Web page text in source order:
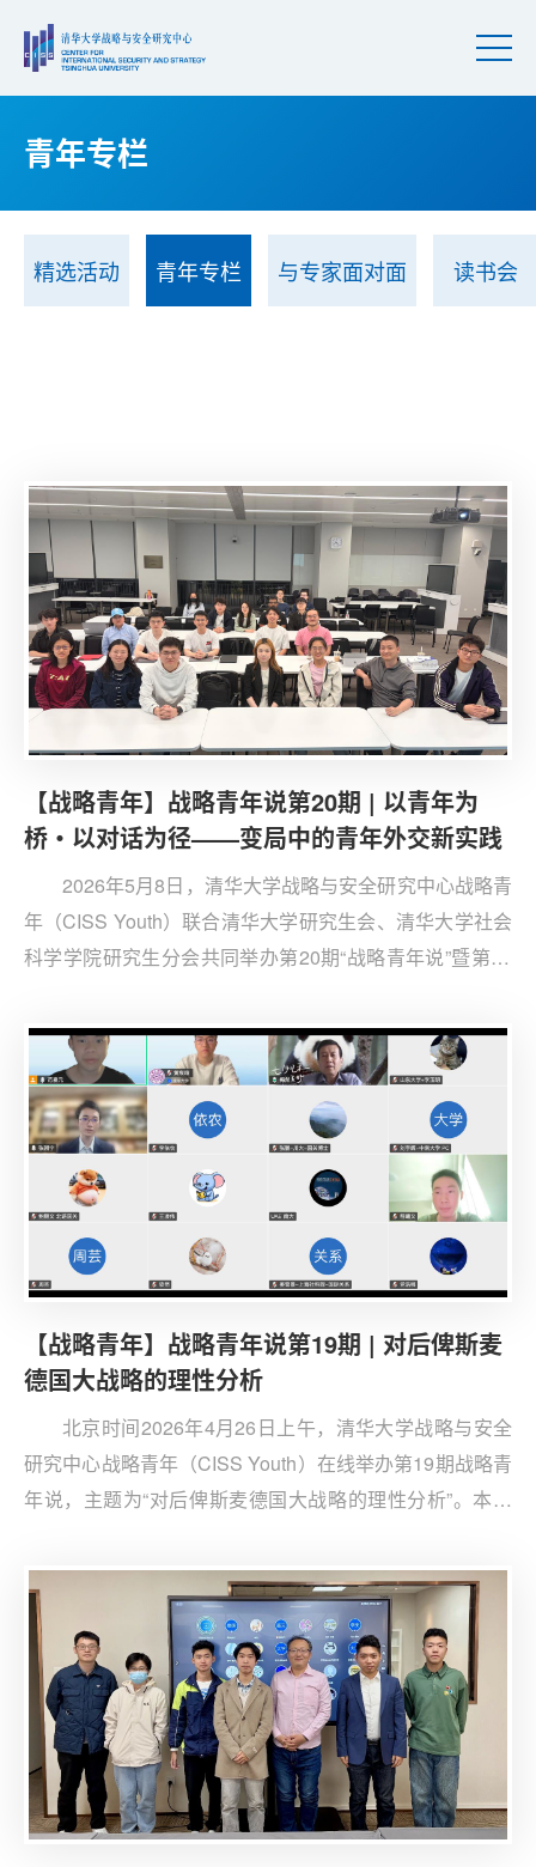
青年专栏
精选活动 青年专栏 与专家面对面 读书会
【战略青年】战略青年说第20期 | 以青年为
桥・以对话为径——变局中的青年外交新实践
2026年5月8日，清华大学战略与安全研究中心战略青
年（CISS Youth）联合清华大学研究生会、清华大学社会
科学学院研究生分会共同举办第20期“战略青年说”暨第95
局中的青年外交新实践”，特邀CISS博士生研究员、CISS
Youth第四届秘书长、清华大学国际关系学系博士研究生
黄瑛主讲。来自清华大学、北京大学、中国人民大学等京
内高校的30余名中外青年学子参与活动。
【战略青年】战略青年说第19期 | 对后俾斯麦
德国大战略的理性分析
北京时间2026年4月26日上午，清华大学战略与安全
研究中心战略青年（CISS Youth）在线举办第19期战略青
年说，主题为“对后俾斯麦德国大战略的理性分析”。本次
业本科生张朔宁主讲，特邀北京大学国际关系学院国际关
系专业主任、国际政治系副教授梅然老师担任点评人。来
自国内外各院校师生20余人参与了活动。